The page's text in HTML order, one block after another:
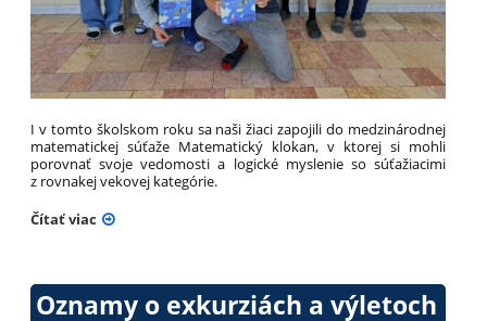
I v tomto školskom roku sa naši žiaci zapojili do medzinárodnej
matematickej súťaže Matematický klokan, v ktorej si mohli
porovnať svoje vedomosti a logické myslenie so súťažiacimi
z rovnakej vekovej kategórie.
Čítať viac
Oznamy o exkurziách a výletoch